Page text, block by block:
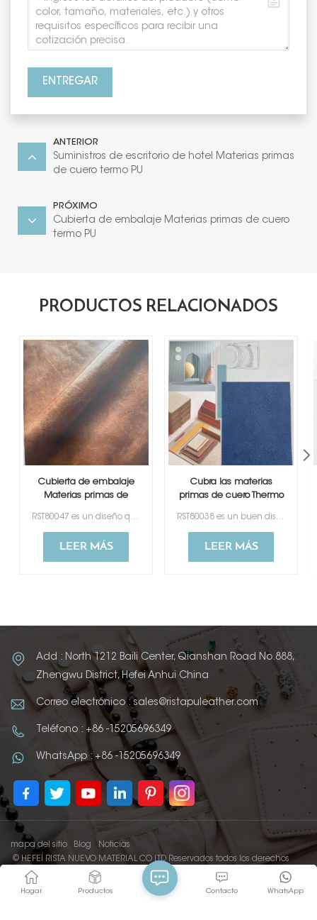
ENTREGAR
ANTERIOR
Suministros de escritorio de hotel Materias primas
de cuero termo PU
PRÓXIMO
Cubierta de embalaje Materias primas de cuero
termo PU
PRODUCTOS RELACIONADOS
Cubierta de embalaje
Materias primas de
RST80047 es un diseño que imita el cuero genuino. Tiene un buen tacto sintiéndose como la piel.
LEER MÁS
Cubra las materias
primas de cuero Thermo
RST80038 es un buen diseño de cuero artificial que cambia de color que imita el cuero genuino.
LEER MÁS
Add : North 1212 Baili Center, Qianshan Road No.888,
Zhengwu District, Hefei Anhui China
Correo electrónico : sales@ristapuleather.com
Teléfono : +86 -15205696349
WhatsApp : +86 -15205696349
mapa del sitio Blog
Noticias
© HEFEI RISTA NUEVO MATERIAL CO LTD Reservados todos los derechos
IPv6 RED SOPORTADA
Hogar Productos WhatsApp
Contacto